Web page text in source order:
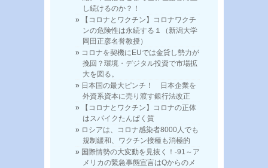
し続けるのか？！
【コロナとワクチン】コロナワクチ
ンの危険性は永続する１（新潟大学
岡田正彦名誉教授）
コロナを契機にEUでは金貸し勢力が
挽回？環境・デジタル投資で市場拡
大を図る。
日本国の最大ピンチ！ 日本企業を
外資系資本に売り渡す銀行法改正
【コロナとワクチン】コロナの正体
はスパイクたんぱく質
ロシアは、コロナ感染者8000人でも
規制緩和、ワクチン接種も消極的
国際情勢の大変動を見抜く！-91～ア
メリカの緊急事態宣言はQからのメ